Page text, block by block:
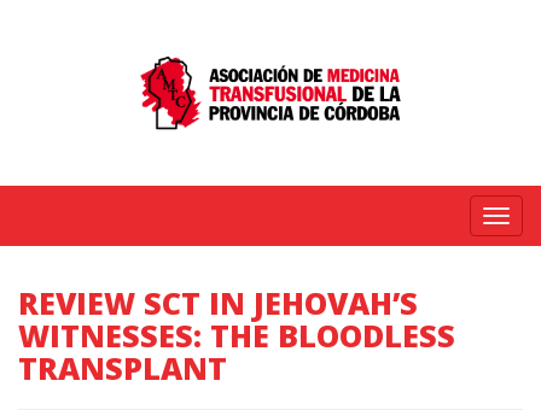
Menú
REVIEW SCT IN JEHOVAH’S
WITNESSES: THE BLOODLESS
TRANSPLANT